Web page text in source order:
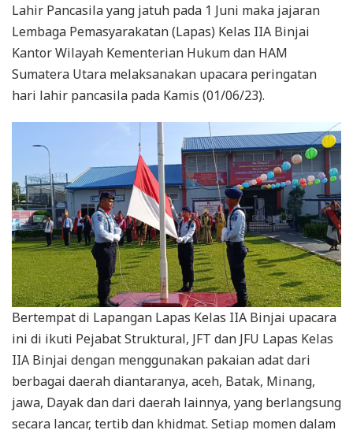
Lahir Pancasila yang jatuh pada 1 Juni maka jajaran
Lembaga Pemasyarakatan (Lapas) Kelas IIA Binjai
Kantor Wilayah Kementerian Hukum dan HAM
Sumatera Utara melaksanakan upacara peringatan
hari lahir pancasila pada Kamis (01/06/23).
Bertempat di Lapangan Lapas Kelas IIA Binjai upacara
ini di ikuti Pejabat Struktural, JFT dan JFU Lapas Kelas
IIA Binjai dengan menggunakan pakaian adat dari
berbagai daerah diantaranya, aceh, Batak, Minang,
jawa, Dayak dan dari daerah lainnya, yang berlangsung
secara lancar, tertib dan khidmat. Setiap momen dalam